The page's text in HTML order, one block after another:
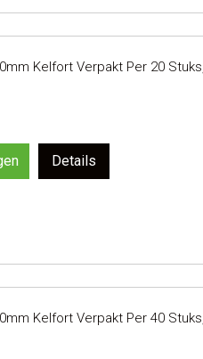
Kelfort Verpakt Per 20
Details
Kelfort Verpakt Per 40